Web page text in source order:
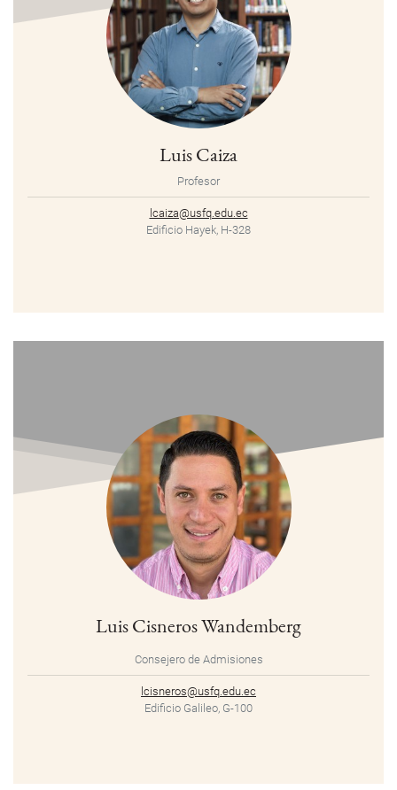
Luis Caiza
Profesor
lcaiza@usfq.edu.ec
Edificio Hayek, H-328
Luis Cisneros Wandemberg
Consejero de Admisiones
lcisneros@usfq.edu.ec
Edificio Galileo, G-100